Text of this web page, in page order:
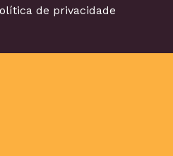
de privacidade